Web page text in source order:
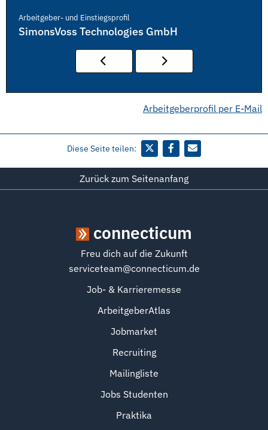
Arbeitgeber- und Einstiegsprofil
SimonsVoss Technologies GmbH
Arbeitgeberprofil per E-Mail
Diese Seite teilen:
Zurück zum Seitenanfang
connecticum
Freu dich auf die Zukunft
serviceteam@connecticum.de
Job- & Karrieremesse
ArbeitgeberAtlas
Jobmarket
Recruiting
Mailingliste
Jobs Studenten
Praktika